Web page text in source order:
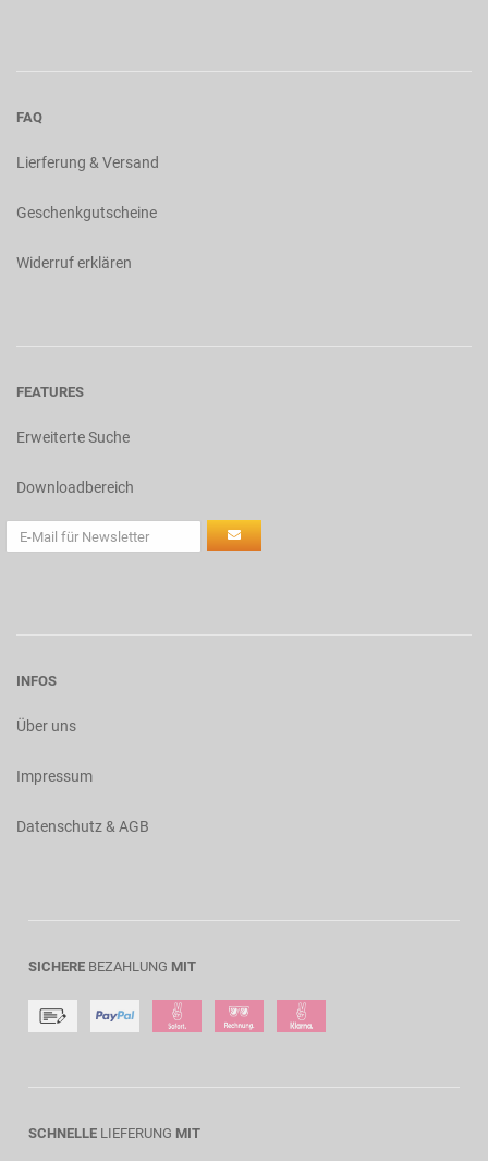
FAQ
Lierferung & Versand
Geschenkgutscheine
Widerruf erklären
FEATURES
Erweiterte Suche
Downloadbereich
INFOS
Über uns
Impressum
Datenschutz & AGB
SICHERE BEZAHLUNG MIT
SCHNELLE LIEFERUNG MIT